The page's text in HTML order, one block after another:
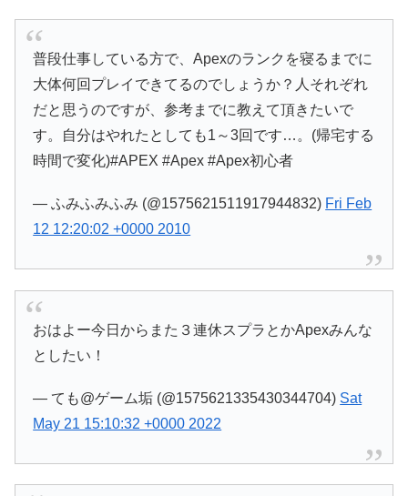
普段仕事している方で、Apexのランクを寝るまでに
大体何回プレイできてるのでしょうか？人それぞれ
だと思うのですが、参考までに教えて頂きたいで
す。自分はやれたとしても1～3回です…。(帰宅する
時間で変化)#APEX #Apex #Apex初心者
— ふみふみふみ (@1575621511917944832) Fri Feb
12 12:20:02 +0000 2010
おはよー今日からまた３連休スプラとかApexみんな
としたい！
— ても@ゲーム垢 (@1575621335430344704) Sat
May 21 15:10:32 +0000 2022